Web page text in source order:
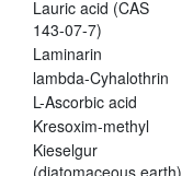
Lauric acid (CAS
143-07-7)
Laminarin
lambda-Cyhalothrin
L-Ascorbic acid
Kresoxim-methyl
Kieselgur